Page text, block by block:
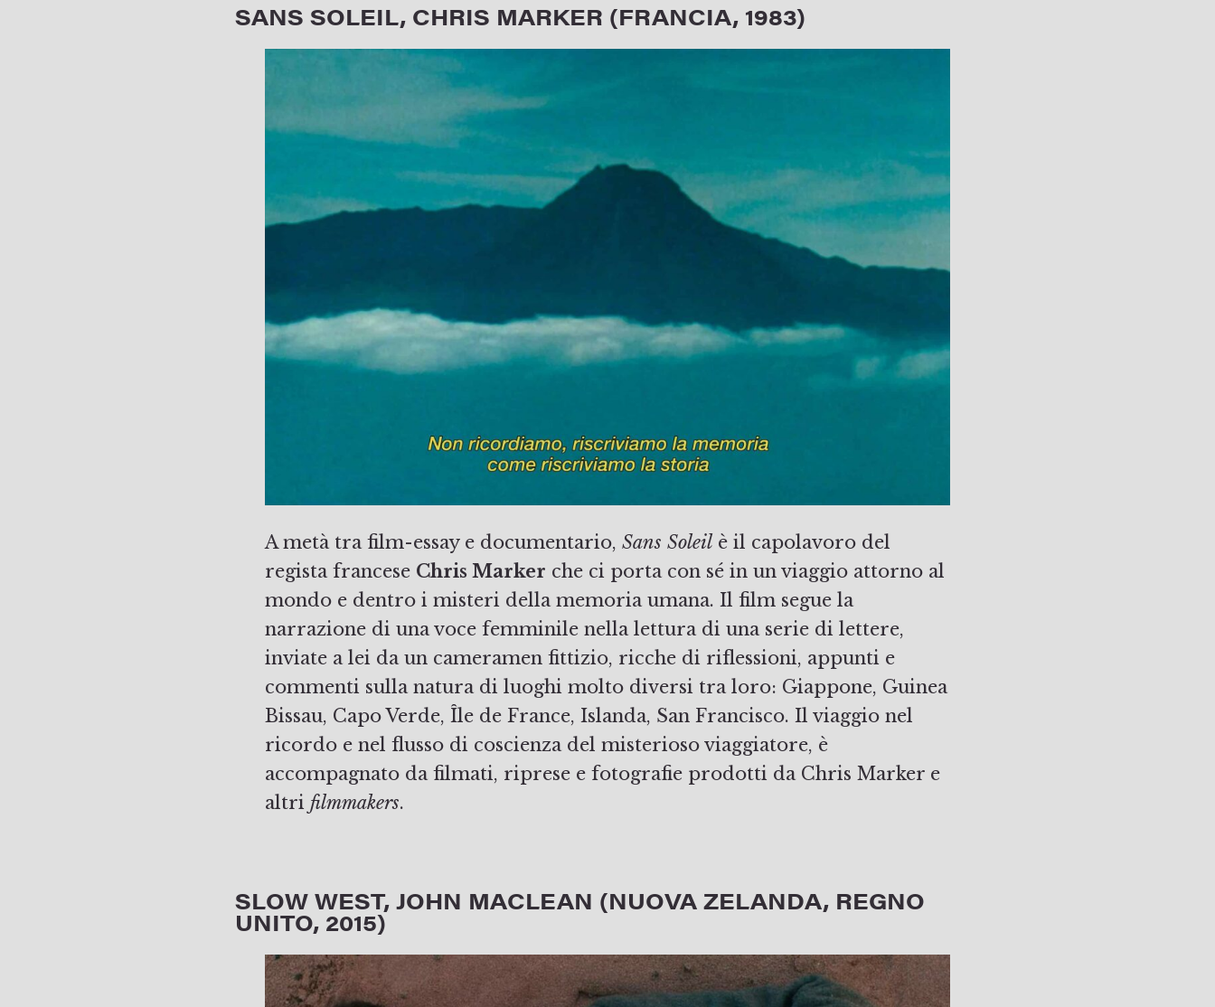
SANS SOLEIL, CHRIS MARKER (FRANCIA, 1983)
A metà tra film-essay e documentario,Sans Soleil è il capolavoro del
regista francese Chris Marker che ci porta con sé in un viaggio attorno al
mondo e dentro i misteri della memoria umana. Il film segue la
narrazione di una voce femminile nella lettura di una serie di lettere,
inviate a lei da un cameramen fittizio, ricche di riflessioni, appunti e
commenti sulla natura di luoghi molto diversi tra loro: Giappone, Guinea
Bissau, Capo Verde, Île de France, Islanda, San Francisco. Il viaggio nel
ricordo e nel flusso di coscienza del misterioso viaggiatore, è
accompagnato da filmati, riprese e fotografie prodotti da Chris Marker e
altrifilmmakers.
SLOW WEST, JOHN MACLEAN (NUOVA ZELANDA, REGNO
UNITO, 2015)